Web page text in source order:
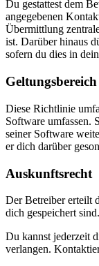
Du gestattest dem
angegebenen
Übermittlung
ist. Darüber hinaus
sofern du dies in
Diese Richtlinie
Software umfassen.
seiner Software
er dich darüber
Auskunftsrecht
Der Betreiber erteilt
dich gespeichert sind.
Du kannst jederzeit
verlangen.